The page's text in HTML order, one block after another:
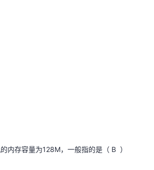
存容量为128M，一般指的是（ B ）